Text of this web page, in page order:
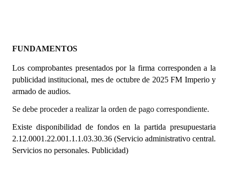
Informes de Gestión
Actas de Sesión
FUNDAMENTOS
Los comprobantes presentados por la firma corresponden a la
publicidad institucional, mes de octubre de 2025 FM Imperio y
armado de audios.
Se debe proceder a realizar la orden de pago correspondiente.
Existe disponibilidad de fondos en la partida presupuestaria
2.12.0001.22.001.1.1.03.30.36 (Servicio administrativo central.
Servicios no personales. Publicidad)